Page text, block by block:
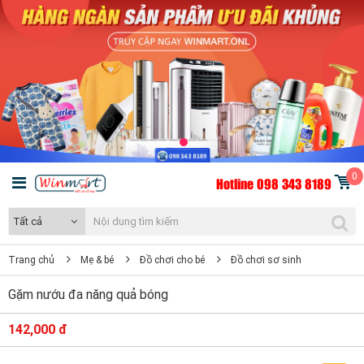
Hotline 098 343 8189 0
Tất cả
Trang chủ Mẹ & bé Đồ chơi cho bé Đồ chơi sơ sinh
Gặm nướu đa năng quả bóng
142,000 đ